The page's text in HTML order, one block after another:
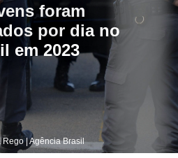
foram
por dia no
em 2023
Rego | Agência Brasil